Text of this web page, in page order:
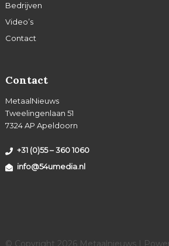
Bedrijven
Video’s
Contact
Contact
MetaalNieuws
Tweelingenlaan 51
7324 AP Apeldoorn
+31 (0)55 – 360 1060
info@54umedia.nl